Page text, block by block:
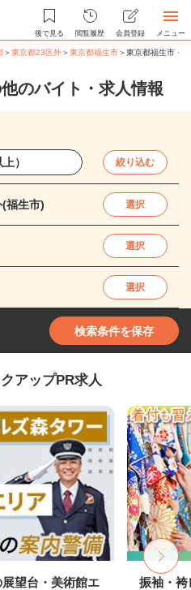
後で見る 閲覧履歴 会員登録 メニュー
＞東京都23区外＞東京都福生市＞東京都福生市・
のバイト・求人情報
絞り込む
福生市) 選択
選択
選択
検索条件を保存
アップPR求人
望台・美術館エ
振袖・袴